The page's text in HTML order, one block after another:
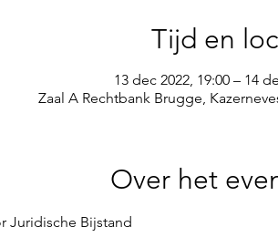
Tijd en
13 dec 2022, 19:00 – 14
Zaal A Rechtbank Brugge,
Over het